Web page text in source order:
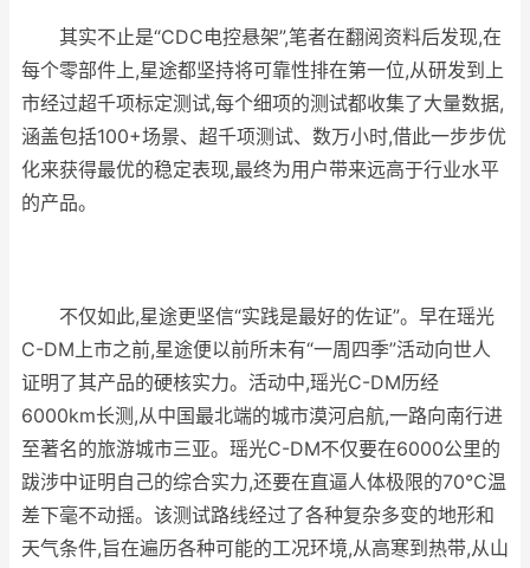
其实不止是“CDC电控悬架”,笔者在翻阅资料后发现,在
每个零部件上,星途都坚持将可靠性排在第一位,从研发到上
市经过超千项标定测试,每个细项的测试都收集了大量数据,
涵盖包括100+场景、超千项测试、数万小时,借此一步步优
化来获得最优的稳定表现,最终为用户带来远高于行业水平
的产品。
不仅如此,星途更坚信“实践是最好的佐证”。早在瑶光
C-DM上市之前,星途便以前所未有“一周四季”活动向世人
证明了其产品的硬核实力。活动中,瑶光C-DM历经
6000km长测,从中国最北端的城市漠河启航,一路向南行进
至著名的旅游城市三亚。瑶光C-DM不仅要在6000公里的
跋涉中证明自己的综合实力,还要在直逼人体极限的70℃温
差下毫不动摇。该测试路线经过了各种复杂多变的地形和
天气条件,旨在遍历各种可能的工况环境,从高寒到热带,从山